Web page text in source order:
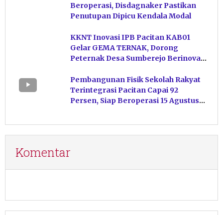
Beroperasi, Disdagnaker Pastikan
Penutupan Dipicu Kendala Modal
KKNT Inovasi IPB Pacitan KAB01
Gelar GEMA TERNAK, Dorong
Peternak Desa Sumberejo Berinovasi
Pembangunan Fisik Sekolah Rakyat
Terintegrasi Pacitan Capai 92
Persen, Siap Beroperasi 15 Agustus
Komentar